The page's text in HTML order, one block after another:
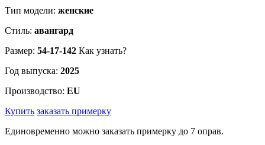
Тип модели: женские
Стиль: авангард
Размер: 54-17-142 Как узнать?
Год выпуска: 2025
Производство: EU
Купить заказать примерку
Единовременно можно заказать примерку до 7 оправ.